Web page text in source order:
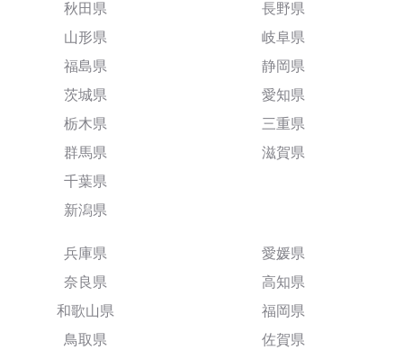
秋田県
山形県
福島県
茨城県
栃木県
群馬県
千葉県
新潟県
長野県
岐阜県
静岡県
愛知県
三重県
滋賀県
兵庫県
奈良県
和歌山県
鳥取県
愛媛県
高知県
福岡県
佐賀県